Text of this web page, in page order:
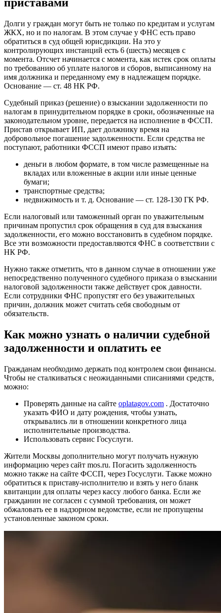
приставами
Долги у граждан могут быть не только по кредитам и услугам
ЖКХ, но и по налогам. В этом случае у ФНС есть право
обратиться в суд общей юрисдикции. На это у
контролирующих инстанций есть 6 (шесть) месяцев с
момента. Отсчет начинается с момента, как истек срок оплаты
по требованию об уплате налогов и сборов, выписанному на
имя должника и переданному ему в надлежащем порядке.
Основание — ст. 48 НК РФ.
Судебный приказ (решение) о взыскании задолженности по
налогам в принудительном порядке в сроки, обозначенные на
законодательном уровне, передается на исполнение в ФССП.
Пристав открывает ИП, дает должнику время на
добровольное погашение задолженности. Если средства не
поступают, работники ФССП имеют право изъять:
деньги в любом формате, в том числе размещенные на
вкладах или вложенные в акции или иные ценные
бумаги;
транспортные средства;
недвижимость и т. д. Основание — ст. 128-130 ГК РФ.
Если налоговый или таможенный орган по уважительным
причинам пропустил срок обращения в суд для взыскания
задолженности, его можно восстановить в судебном порядке.
Все эти возможности предоставляются ФНС в соответствии с
НК РФ.
Нужно также отметить, что в данном случае в отношении уже
непосредственно полученного судебного приказа о взыскании
налоговой задолженности также действует срок давности.
Если сотрудники ФНС пропустят его без уважительных
причин, должник может считать себя свободным от
обязательств.
Как можно узнать о наличии судебной
задолженности и оплатить ее
Гражданам необходимо держать под контролем свои финансы.
Чтобы не сталкиваться с неожиданными списаниями средств,
можно:
Проверять данные на сайте oplatagov.com . Достаточно
указать ФИО и дату рождения, чтобы узнать,
открывались ли в отношении конкретного лица
исполнительные производства.
Использовать сервис Госуслуги.
Жители Москвы дополнительно могут получать нужную
информацию через сайт mos.ru. Погасить задолженность
можно также на сайте ФССП, через Госуслуги. Также можно
обратиться к приставу-исполнителю и взять у него бланк
квитанции для оплаты через кассу любого банка. Если же
гражданин не согласен с суммой требования, он может
обжаловать ее в надзорном ведомстве, если не пропущены
установленные законом сроки.